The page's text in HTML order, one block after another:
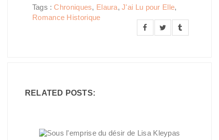
Tags :Chroniques, Elaura,J'ai Lu pour Elle,
Romance Historique
RELATED POSTS: